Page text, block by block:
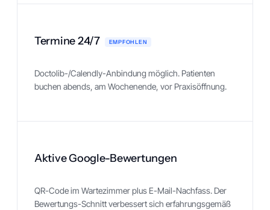
Termine 24/7 EMPFOHLEN
Doctolib-/Calendly-Anbindung möglich. Patienten
buchen abends, am Wochenende, vor Praxisöffnung.
Aktive Google-Bewertungen
QR-Code im Wartezimmer plus E-Mail-Nachfass. Der
Bewertungs-Schnitt verbessert sich erfahrungsgemäß